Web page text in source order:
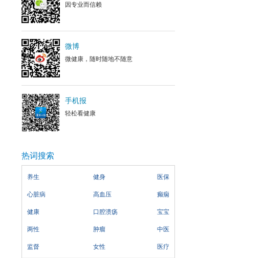
因专业而信赖
微博
微健康，随时随地不随意
手机报
轻松看健康
热词搜索
养生 健身 医保
心脏病 高血压 癫痫
健康 口腔溃疡 宝宝
两性 肿瘤 中医
监督 女性 医疗